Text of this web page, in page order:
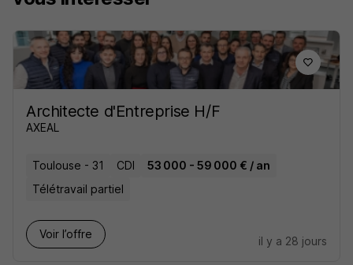
Architecte d'Entreprise H/F
AXEAL
Toulouse - 31 CDI
53 000 - 59 000 € / an
Télétravail partiel
Voir l’offre
il y a 28 jours